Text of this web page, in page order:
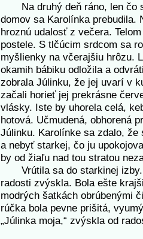
Na druhý deň ráno, len čo
domov sa Karolínka prebudila.
hroznú udalosť z večera.
postele. S tlčúcim srdcom sa
myšlienky na včerajšiu hrôzu.
okamih bábiku odložila a
zobrala Júlinku, že jej uvarí v
začali horieť jej prekrásne
vlásky. Iste by uhorela celá,
hotová. Učmudená, obhorená
Júlinku. Karolínke sa zdalo,
a nebyť starkej, čo ju
by od žiaľu nad tou stratou
Vrútila sa do starkinej izby.
radosti zvýskla. Bola ešte
modrých šatkách obrúbenými
rúčka bola pevne prišitá,
„Júlinka moja,“ zvýskla od